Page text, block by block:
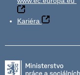
Kariéra